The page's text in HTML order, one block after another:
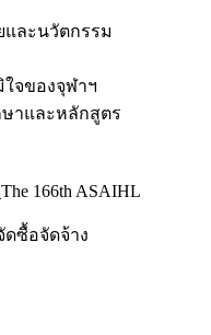
และนวัตกรรม
จของจุฬาฯ
าและหลักสูตร
The 166th ASAIHL
ดซื้อจัดจ้าง